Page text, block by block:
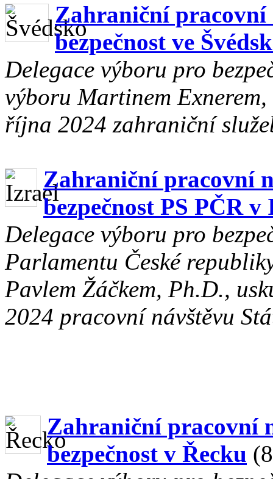
Zahraniční pracovní
bezpečnost ve
Delegace výboru pro
výboru Martinem
října 2024 zahraniční
Zahraniční pracovní
bezpečnost PS PČR
Delegace výboru pro
Parlamentu České
Pavlem Žáčkem, Ph.D.,
2024 pracovní návštěvu
Zahraniční pracovní
bezpečnost v Řecku